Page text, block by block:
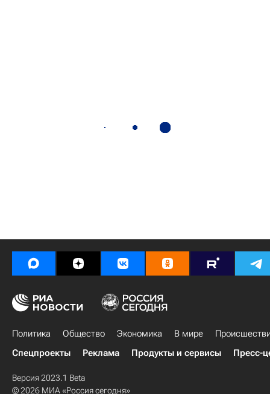
Политика Общество Экономика В мире
Спецпроекты
Реклама Продукты и сервисы Пресс-
Версия 2023.1 Beta
© 2026 МИА «Россия сегодня»